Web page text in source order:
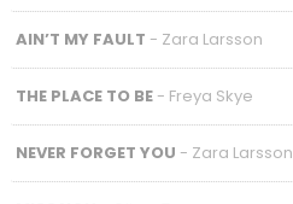
AIN’T MY FAULT - Zara Larsson
THE PLACE TO BE- Freya Skye
NEVER FORGET YOU - Zara Larsson